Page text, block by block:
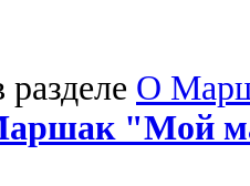
разделе О
"Мой